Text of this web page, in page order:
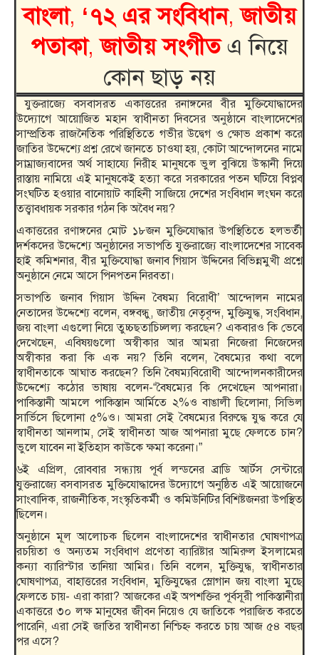
বাংলা, ‘৭২ এর সংবিধান,জাতীয়
পতাকা,জাতীয় সংগীতএ নিয়ে
কোন ছাড় নয়
যুক্তরাজ্যে বসবাসরত একাত্তরের রনাঙ্গনের বীর মুক্তিযোদ্ধাদের
উদ্যোগে আয়োজিত মহান স্বাধীনতা দিবসের অনুষ্ঠানে বাংলাদেশের
সাম্প্রতিক রাজনৈতিক পরিস্থিতিতে গভীর উদ্বেগ ও ক্ষোভ প্রকাশ করে
জাতির উদ্দেশ্যে‍ প্রশ্ন রেখে জানতে চাওযা হয়, কোটা আন্দোলনের নামে
সাম্রাজ্যবাদের অর্থ সাহায্যে নিরীহ মানুষকে ভুল বুঝিয়ে উস্কানী দিয়ে
রাস্তায় নামিয়ে এই মানুষকেই হত্যা করে সরকারের পতন ঘটিয়ে বিপ্লব
সংঘটিত হওয়ার বানোয়াট কাহিনী সাজিয়ে দেশের সংবিধান লংঘন করে
তত্ত্বাবধায়ক সরকার গঠন কি অবৈধ নয়?
একাত্তরের রণাঙ্গনের মোট ১৮জন মুক্তিযোদ্ধার উপস্থিতিতে হলভর্তী
দর্শকদের উদ্দেশ্যে অনুষ্ঠানের সভাপতি যুক্তরাজ্যে বাংলাদেশের সাবেক
হাই কমিশনার, বীর মুক্তিযোদ্ধা জনাব গিয়াস উদ্দিনের বিভিন্নমুখী প্রশ্নে
অনুষ্ঠানে নেমে আসে পিনপতন নিরবতা।
সভাপতি জনাব গিয়াস উদ্দিন বৈষম্য বিরোধী’ আন্দোলন নামের
নেতাদের উদ্দেশ‍্যে বলেন, বঙ্গবন্ধু, জাতীয় নেতৃবৃন্দ, মুক্তিযুদ্ধ, সংবিধান,
জয় বাংলা এগুলো নিয়ে তুচ্চছতাচিচ্লল্য করছেন? একবারও কি ভেবে
দেখেছেন, এবিষয়গুলো অস্বীকার আর আমরা নিজেরা নিজেদের
অস্বীকার করা কি এক নয়? তিনি বলেন, বৈষম্যের কথা বলে
স্বাধীনতাকে আঘাত করছেন? তিনি বৈষম্যবিরোধী আন্দোলনকারীদের
উদ্দেশ্যে কঠোর ভাষায় বলেন-“বৈষম্যের কি দেখেছেন আপনারা।
পাকিস্তানী আমলে পাকিস্তান আর্মিতে ২%ও বাঙালী ছিলোনা, সিভিল
সার্ভিসে ছিলোনা ৫%ও। আমরা সেই বৈষম‍্যের বিরুদ্ধে যুদ্ধ করে যে
স্বাধীনতা আনলাম, সেই স্বাধীনতা আজ আপনারা মুছে ফেলতে চান?
ভুলে যাবেন না ইতিহাস কাউকে ক্ষমা করেনা।”
৬ই এপ্রিল, রোববার সন্ধ্যায় পূর্ব লন্ডনের ব্রাডি আর্টস সেন্টারে
যুক্তরাজ‍্যে বসবাসরত মুক্তিযোদ্ধাদের উদ্যোগে অনুষ্ঠিত এই আয়োজনে
সাংবাদিক, রাজনীতিক, সংস্কৃতিকর্মী ও কমিউনিটির বিশিষ্টজনরা উপস্থিত
ছিলেন।
অনুষ্ঠানে মূল আলোচক ছিলেন বাংলাদেশের স্বাধীনতার ঘোষণাপত্র
রচয়িতা ও অন‍্যতম সংবিধাণ প্রণেতা ব্যারিষ্টার আমিরুল ইসলামের
কন্যা ব্যারিস্টার তানিয়া আমির। তিনি বলেন, মুক্তিযুদ্ধ, স্বাধীনতার
ঘোষণাপত্র, বাহাত্তরের সংবিধান, মুক্তিযুদ্ধের স্লোগান জ‍য় বাংলা মুছে
ফেলতে চায়- এরা কারা? আজকের এই অপশক্তির পূর্বসূরী পাকিস্তানীরা
একাত্তরে ৩০ লক্ষ মানুষের জীবন নিয়েও যে জাতিকে পরাজিত করতে
পারেনি, এরা সেই জাতির স্বাধীনতা নিশ্চিহ্ন করতে চায় আজ ৫৪ বছর
পর এসে?